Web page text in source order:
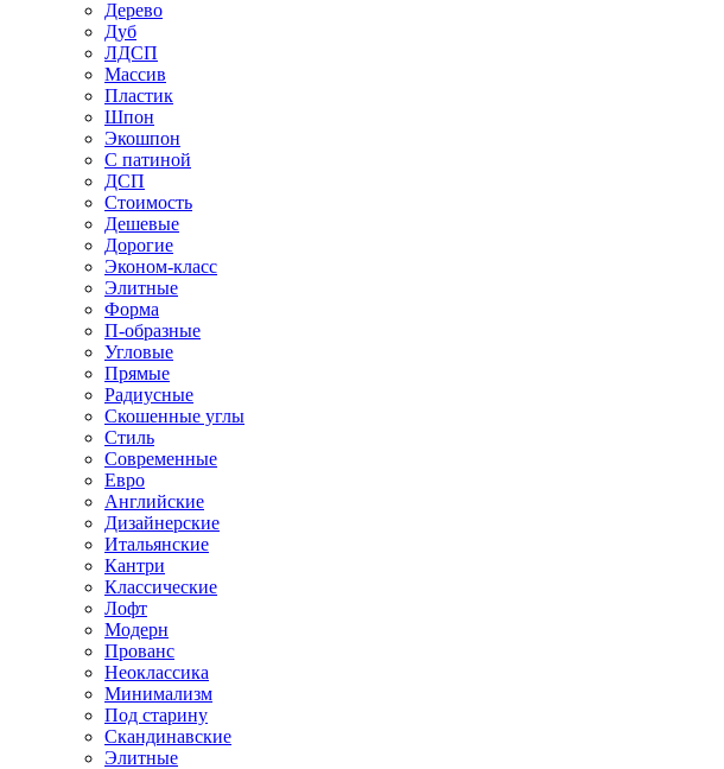
Дерево
Дуб
ЛДСП
Массив
Пластик
Шпон
Экошпон
С патиной
ДСП
Стоимость
Дешевые
Дорогие
Эконом-класс
Элитные
Форма
П-образные
Угловые
Прямые
Радиусные
Скошенные углы
Стиль
Современные
Евро
Английские
Дизайнерские
Итальянские
Кантри
Классические
Лофт
Модерн
Прованс
Неоклассика
Минимализм
Под старину
Скандинавские
Элитные